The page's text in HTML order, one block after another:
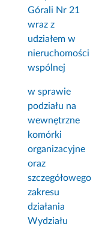
Górali Nr 21
wraz z
udziałem w
nieruchomości
wspólnej
w sprawie
podziału na
wewnętrzne
komórki
organizacyjne
oraz
szczegółowego
zakresu
działania
Wydziału